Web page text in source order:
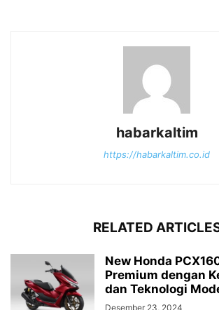
habarkaltim
https://habarkaltim.co.id
RELATED
New Honda
Premium dengan
dan Teknologi
Desember 23, 2024